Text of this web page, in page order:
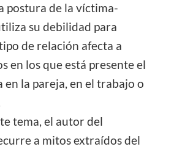
postura de la víctima-
su debilidad para
de relación afecta a
en los que está presente el
en la pareja, en el trabajo o
tema, el autor del
a mitos extraídos del